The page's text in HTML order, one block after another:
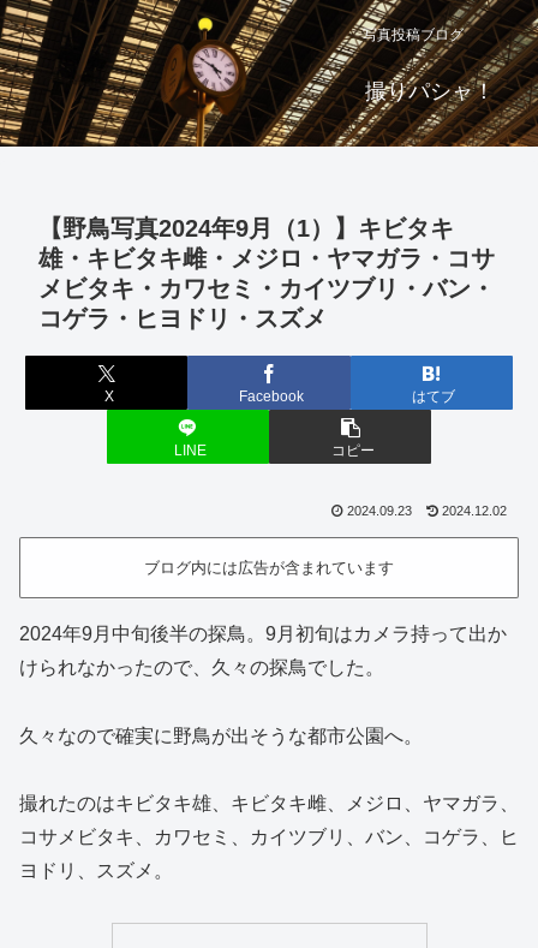
写真投稿ブログ
撮りパシャ！
【野鳥写真2024年9月（1）】キビタキ
雄・キビタキ雌・メジロ・ヤマガラ・コサ
メビタキ・カワセミ・カイツブリ・バン・
コゲラ・ヒヨドリ・スズメ
X Facebook はてブ
LINE コピー
2024.09.23 2024.12.02
ブログ内には広告が含まれています
2024年9月中旬後半の探鳥。9月初旬はカメラ持って出か
けられなかったので、久々の探鳥でした。
久々なので確実に野鳥が出そうな都市公園へ。
撮れたのはキビタキ雄、キビタキ雌、メジロ、ヤマガラ、
コサメビタキ、カワセミ、カイツブリ、バン、コゲラ、ヒ
ヨドリ、スズメ。